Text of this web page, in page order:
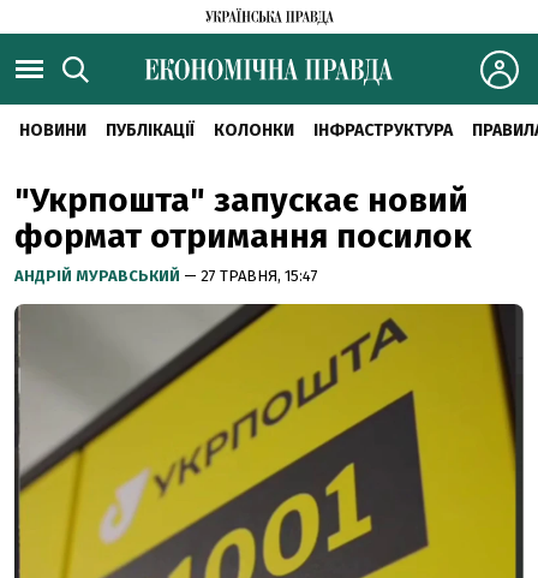
НОВИНИ ПУБЛІКАЦІЇ КОЛОНКИ ІНФРАСТРУКТУРА
"Укрпошта" запускає новий
формат отримання посилок
АНДРІЙ МУРАВСЬКИЙ — 27 ТРАВНЯ, 15:47